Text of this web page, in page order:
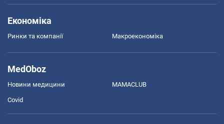
Економіка
Ринки та компанії Макроекономіка
MedOboz
Новини медицини MAMACLUB
Covid